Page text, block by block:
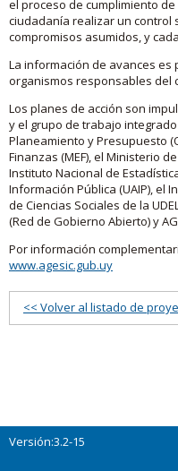
el proceso de cumplimiento
ciudadanía realizar un control
compromisos asumidos, y
La información de avances
organismos responsables del
Los planes de acción son
y el grupo de trabajo
Planeamiento y Presupuesto
Finanzas (MEF), el Ministerio
Instituto Nacional de
Información Pública (UAIP), el
de Ciencias Sociales de la
(Red de Gobierno Abierto) y
Por información
www.agesic.gub.uy
<< Volver al listado de
Versión:3.2-15